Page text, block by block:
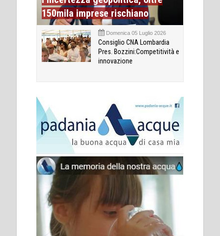
150mila imprese rischiano
Domenica 05 Luglio 2026
Consiglio CNA Lombardia
Pres. Bozzini:Competitività e
innovazione